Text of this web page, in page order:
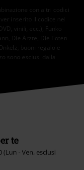
con altri codici
inserito il codice nel
vinili, ecc.), Funko
Die Ärzte, Die Toten
buoni regalo e
sono esclusi dalla
te
- Ven, esclusi